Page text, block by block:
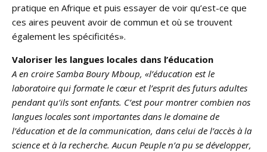
pratique en Afrique et puis essayer de voir qu’est-ce que
ces aires peuvent avoir de commun et où se trouvent
également les spécificités».
Valoriser les langues locales dans l’éducation
A en croire Samba Boury Mboup, «l’éducation est le
laboratoire qui formate le cœur et l’esprit des futurs adultes
pendant qu’ils sont enfants. C’est pour montrer combien nos
langues locales sont importantes dans le domaine de
l’éducation et de la communication, dans celui de l’accès à la
science et à la recherche. Aucun Peuple n’a pu se développer,